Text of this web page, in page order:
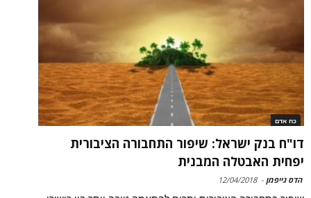
כח אדם
דו"ח בנק ישראל: שיפור התחבורה הציבורית
יפחית האבטלה המבנית
הדס גייפמן -
12/04/2018